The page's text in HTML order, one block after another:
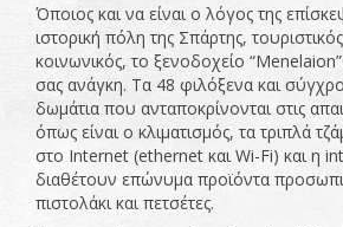
Όποιος και να είναι ο λόγος της
ιστορική πόλη της Σπάρτης,
κοινωνικός, το ξενοδοχείο
σας ανάγκη. Τα 48 φιλόξενα και
δωμάτια που ανταποκρίνονται στις
όπως είναι ο κλιματισμός, τα τριπλά
στο Internet (ethernet και Wi-Fi) και η
διαθέτουν επώνυμα προϊόντα
πιστολάκι και πετσέτες.